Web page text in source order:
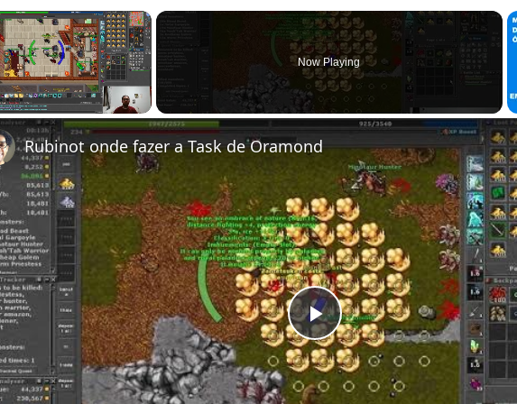
×
Unmute
Now Playing
Play Video
Rubinot onde fazer a Task de Oramond